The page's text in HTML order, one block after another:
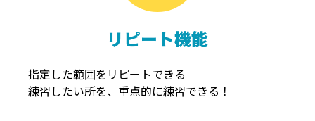
リピート機能
指定した範囲をリピートできる
練習したい所を、重点的に練習できる！